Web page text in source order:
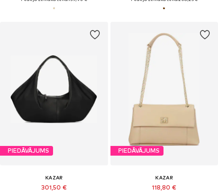
PIEDĀVĀJUMS
KAZAR
301,50 €
PIEDĀVĀJUMS
KAZAR
118,80 €